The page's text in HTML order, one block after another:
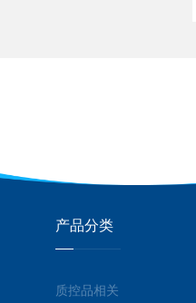
产品分类
质控品相关